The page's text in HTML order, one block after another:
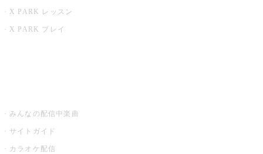
X PARK レッスン
X PARK プレイ
みんなの配信中楽曲
サイトガイド
カラオケ配信